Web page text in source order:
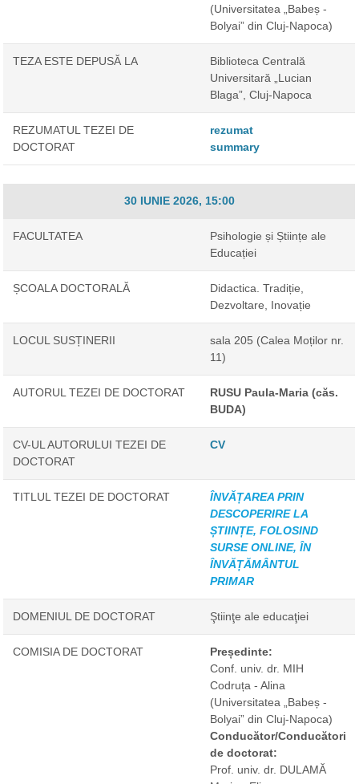
(Universitatea „Babeș -
Bolyai” din Cluj-Napoca)
TEZA ESTE DEPUSĂ LA
Biblioteca Centrală
Universitară „Lucian
Blaga”, Cluj-Napoca
REZUMATUL TEZEI DE
DOCTORAT
rezumat
summary
30 IUNIE 2026, 15:00
FACULTATEA
Psihologie și Științe ale
Educației
ȘCOALA DOCTORALĂ
Didactica. Tradiție,
Dezvoltare, Inovație
LOCUL SUSȚINERII
sala 205 (Calea Moților nr.
11)
AUTORUL TEZEI DE DOCTORAT
RUSU Paula-Maria (căs.
BUDA)
CV-UL AUTORULUI TEZEI DE
DOCTORAT
CV
TITLUL TEZEI DE DOCTORAT
ÎNVĂȚAREA PRIN
DESCOPERIRE LA
ȘTIINȚE, FOLOSIND
SURSE ONLINE, ÎN
ÎNVĂȚĂMÂNTUL
PRIMAR
DOMENIUL DE DOCTORAT Ştiinţe ale educaţiei
COMISIA DE DOCTORAT
Președinte:
Conf. univ. dr. MIH
Codruța - Alina
(Universitatea „Babeș -
Bolyai” din Cluj-Napoca)
Conducător/Conducători
de doctorat:
Prof. univ. dr. DULAMĂ